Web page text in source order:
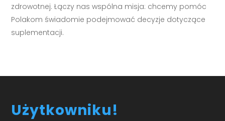
zdrowotnej. Łączy nas wspólna misja: chcemy pomóc
Polakom świadomie podejmować decyzje dotyczące
suplementacji.
Użytkowniku!